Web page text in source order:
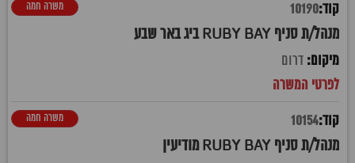
10190
מנהל/ת סניף RUBY BAY ביג באר שבע
משרה חמה
דרום
10154
מנהל/ת סניף RUBY BAY מודיעין
משרה חמה